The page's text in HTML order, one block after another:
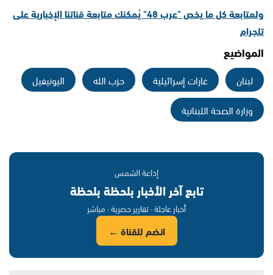
ولمتابعة كل ما يخص "عرب 48" يُمكنك متابعة قناتنا الإخبارية على
تلجرام
المواضيع
لبنان غارات إسرائيلية حزب الله
اليونيفيل
وزارة الصحة اللبنانية
إذاعة الشمس
تابع آخر الأخبار بلحظة بلحظة
أخبار عاجلة · تقارير حصرية · مباشر
انضم للقناة ←